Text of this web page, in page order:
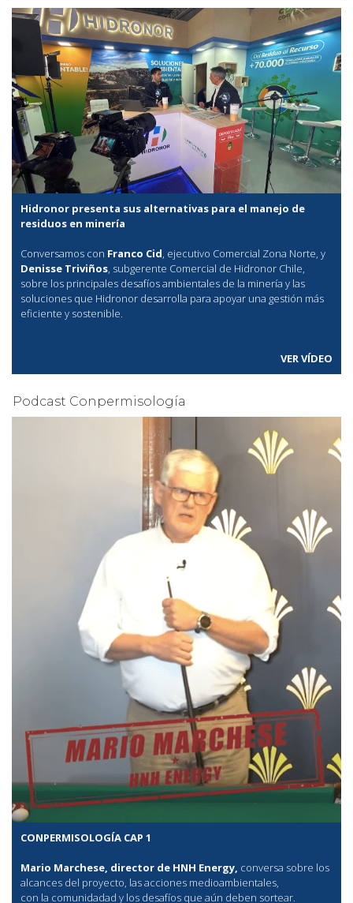
Hidronor presenta sus alternativas para el manejo de
residuos en minería
Conversamos con Franco Cid, ejecutivo Comercial Zona Norte, y
Denisse Triviños, subgerente Comercial de Hidronor Chile,
sobre los principales desafíos ambientales de la minería y las
soluciones que Hidronor desarrolla para apoyar una gestión más
eficiente y sostenible.
VER VÍDEO
Podcast Conpermisología
CONPERMISOLOGÍA CAP 1
Mario Marchese, director de HNH Energy, conversa sobre los
alcances del proyecto, las acciones medioambientales,
con la comunidadad y los desafíos que aún deben sortear.